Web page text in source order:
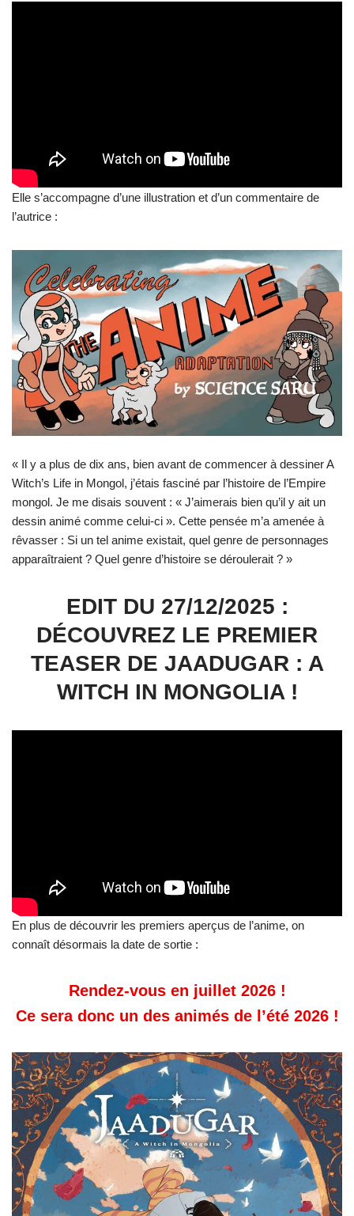
Elle s’accompagne d’une illustration et d’un commentaire de
l’autrice :
« Il y a plus de dix ans, bien avant de commencer à dessiner A
Witch’s Life in Mongol, j’étais fasciné par l’histoire de l’Empire
mongol. Je me disais souvent : « J’aimerais bien qu’il y ait un
dessin animé comme celui-ci ». Cette pensée m’a amenée à
rêvasser : Si un tel anime existait, quel genre de personnages
apparaîtraient ? Quel genre d’histoire se déroulerait ? »
EDIT DU 27/12/2025 :
DÉCOUVREZ LE PREMIER
TEASER DE JAADUGAR : A
WITCH IN MONGOLIA !
En plus de découvrir les premiers aperçus de l’anime, on
connaît désormais la date de sortie :
Rendez-vous en juillet 2026 !
Ce sera donc un des animés de l’été 2026 !